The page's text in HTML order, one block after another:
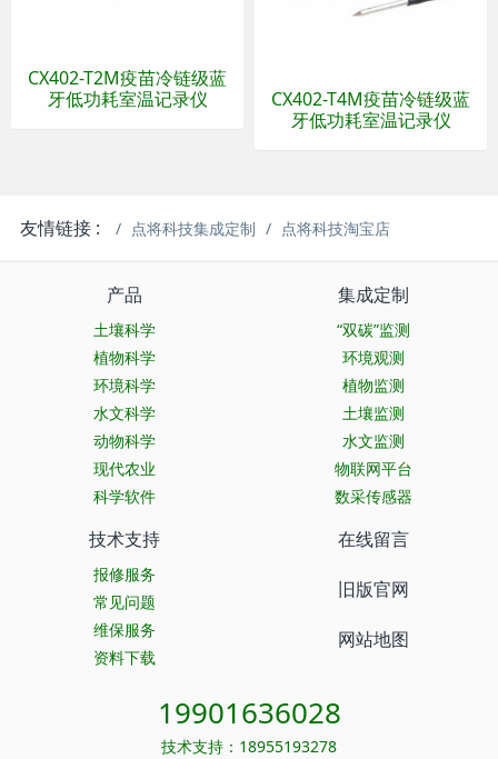
CX402-T2M疫苗冷链级蓝
牙低功耗室温记录仪
CX402-T4M疫苗冷链级蓝
牙低功耗室温记录仪
友情链接 : 点将科技集成定制 点将科技淘宝店
产品
土壤科学
植物科学
环境科学
水文科学
动物科学
现代农业
科学软件
集成定制
“双碳”监测
环境观测
植物监测
土壤监测
水文监测
物联网平台
数采传感器
技术支持
报修服务
常见问题
维保服务
资料下载
在线留言
旧版官网
网站地图
19901636028
技术支持：18955193278